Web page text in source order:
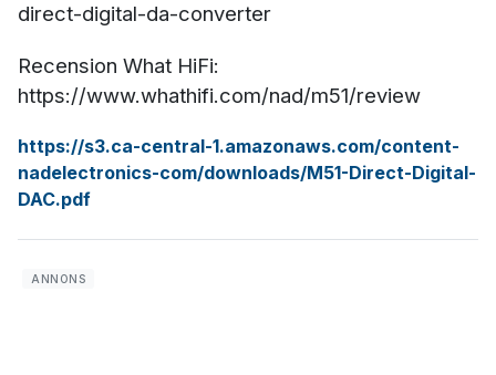
direct-digital-da-converter
Recension What HiFi:
https://www.whathifi.com/nad/m51/review
https://s3.ca-central-1.amazonaws.com/content-
nadelectronics-com/downloads/M51-Direct-Digital-
DAC.pdf